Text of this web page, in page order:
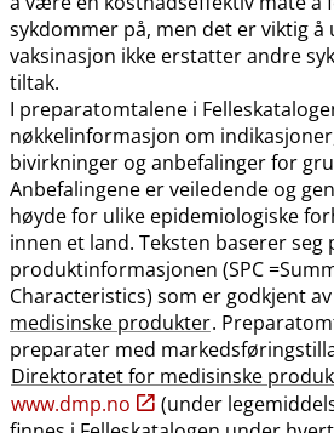
sykdommer på, men det er viktig
vaksinasjon ikke erstatter andre
tiltak.
I preparatomtalene i
nøkkelinformasjon om
bivirkninger og anbefalinger for
Anbefalingene er veiledende og
høyde for ulike epidemiologiske
innen et land. Teksten baserer seg
produktinformasjonen (SPC
Characteristics) som er godkjent av
medisinske produkter.
preparater med
Direktoratet for medisinske
www.dmp.no
(under